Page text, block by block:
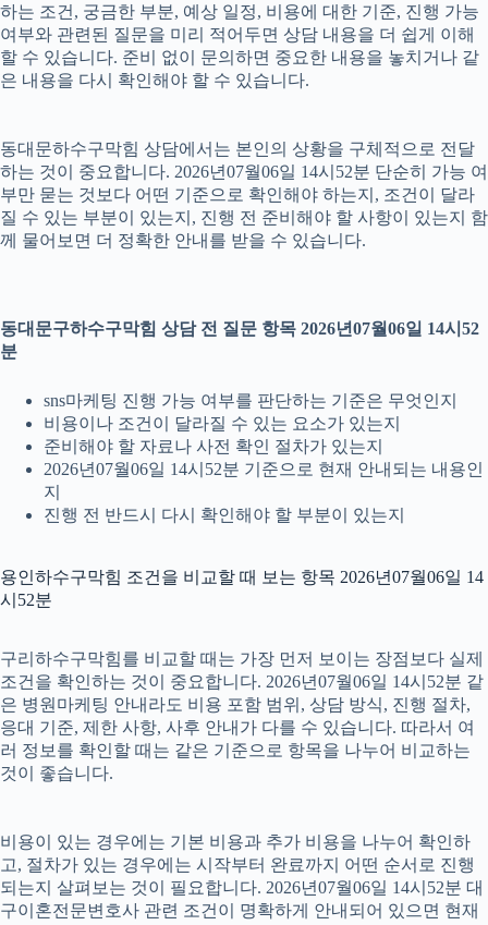
하는 조건, 궁금한 부분, 예상 일정, 비용에 대한 기준, 진행 가능
여부와 관련된 질문을 미리 적어두면 상담 내용을 더 쉽게 이해
할 수 있습니다. 준비 없이 문의하면 중요한 내용을 놓치거나 같
은 내용을 다시 확인해야 할 수 있습니다.
동대문하수구막힘 상담에서는 본인의 상황을 구체적으로 전달
하는 것이 중요합니다. 2026년07월06일 14시52분 단순히 가능 여
부만 묻는 것보다 어떤 기준으로 확인해야 하는지, 조건이 달라
질 수 있는 부분이 있는지, 진행 전 준비해야 할 사항이 있는지 함
께 물어보면 더 정확한 안내를 받을 수 있습니다.
동대문구하수구막힘 상담 전 질문 항목 2026년07월06일 14시52
분
sns마케팅 진행 가능 여부를 판단하는 기준은 무엇인지
비용이나 조건이 달라질 수 있는 요소가 있는지
준비해야 할 자료나 사전 확인 절차가 있는지
2026년07월06일 14시52분 기준으로 현재 안내되는 내용인
지
진행 전 반드시 다시 확인해야 할 부분이 있는지
용인하수구막힘 조건을 비교할 때 보는 항목 2026년07월06일 14
시52분
구리하수구막힘를 비교할 때는 가장 먼저 보이는 장점보다 실제
조건을 확인하는 것이 중요합니다. 2026년07월06일 14시52분 같
은 병원마케팅 안내라도 비용 포함 범위, 상담 방식, 진행 절차,
응대 기준, 제한 사항, 사후 안내가 다를 수 있습니다. 따라서 여
러 정보를 확인할 때는 같은 기준으로 항목을 나누어 비교하는
것이 좋습니다.
비용이 있는 경우에는 기본 비용과 추가 비용을 나누어 확인하
고, 절차가 있는 경우에는 시작부터 완료까지 어떤 순서로 진행
되는지 살펴보는 것이 필요합니다. 2026년07월06일 14시52분 대
구이혼전문변호사 관련 조건이 명확하게 안내되어 있으면 현재